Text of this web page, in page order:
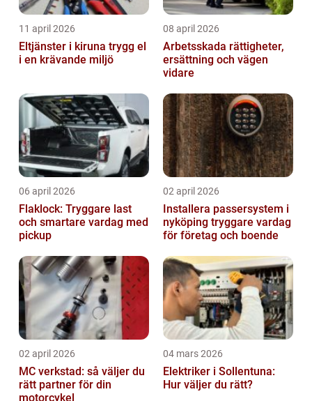
11 april 2026
Eltjänster i kiruna trygg el
i en krävande miljö
08 april 2026
Arbetsskada rättigheter,
ersättning och vägen
vidare
06 april 2026
Flaklock: Tryggare last
och smartare vardag med
pickup
02 april 2026
Installera passersystem i
nyköping tryggare vardag
för företag och boende
02 april 2026
MC verkstad: så väljer du
rätt partner för din
motorcykel
04 mars 2026
Elektriker i Sollentuna:
Hur väljer du rätt?